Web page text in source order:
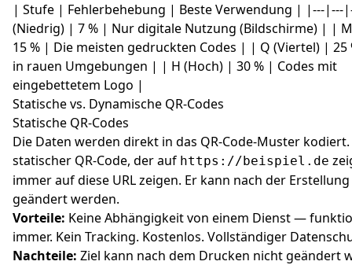
| Stufe | Fehlerbehebung | Beste Verwendung | |---|---
(Niedrig) | 7 % | Nur digitale Nutzung (Bildschirme) | |
15 % | Die meisten gedruckten Codes | | Q (Viertel) | 25
in rauen Umgebungen | | H (Hoch) | 30 % | Codes mit
eingebettetem Logo |
Statische vs. Dynamische QR-Codes
Statische QR-Codes
Die Daten werden direkt in das QR-Code-Muster kodiert.
statischer QR-Code, der auf https://beispiel.de
immer auf diese URL zeigen. Er kann nach der
geändert werden.
Vorteile: Keine Abhängigkeit von einem Dienst —
immer. Kein Tracking. Kostenlos. Vollständiger
Nachteile: Ziel kann nach dem Drucken nicht geändert